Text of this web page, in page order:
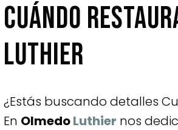
Cuándo
Luthier
¿Estás buscando detalles
En OlmedoLuthier nos